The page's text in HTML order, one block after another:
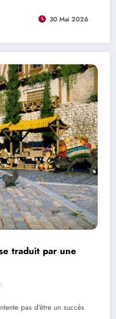
30 Mai 2026
traduit par une
pas d’être un succès